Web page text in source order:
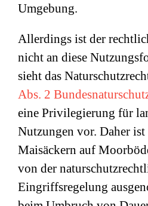
Umgebung.
Allerdings ist der
nicht an diese
sieht das
Abs. 2
eine Privilegierung für
Nutzungen vor. Daher
Maisäckern auf
von der
Eingriffsregelung